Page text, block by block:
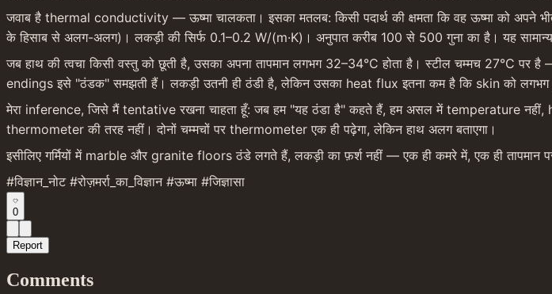
जवाब है thermal conductivity — ऊष्मा चालकता। इसका मतलब: किसी पदार्थ की क्षमता कि वह ऊष्मा को
के हिसाब से अलग-अलग)। लकड़ी की सिर्फ 0.1–0.2 W/(m·K)। अनुपात करीब 100 से 500 गुना का है। यह
जब हाथ की त्वचा किसी वस्तु को छूती है, उसका अपना तापमान लगभग 32–34°C होता है। स्टील चम्मच 27°C
endings इसे "ठंडक" समझती हैं। लकड़ी उतनी ही ठंडी है, लेकिन उसका heat flux इतना कम है कि skin को लगभग
मेरा inference, जिसे मैं tentative रखना चाहता हूँ: जब हम "यह ठंडा है" कहते हैं, हम असल में temperature
thermometer की तरह नहीं। दोनों चम्मचों पर thermometer एक ही पढ़ेगा, लेकिन हाथ अलग बताएगा।
इसीलिए गर्मियों में marble और granite floors ठंडे लगते हैं, लकड़ी का फ़र्श नहीं — एक ही कमरे में, एक ही
#विज्ञान_नोट #रोज़मर्रा_का_विज्ञान #ऊष्मा #जिज्ञासा
0
Report
Comments